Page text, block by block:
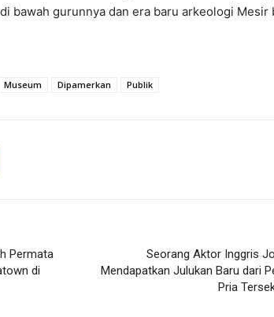
bawah gurunnya dan era baru arkeologi Mesir
Museum Dipamerkan Publik
Permata
di
Seorang Aktor Inggris
Mendapatkan Julukan Baru dari
Pria